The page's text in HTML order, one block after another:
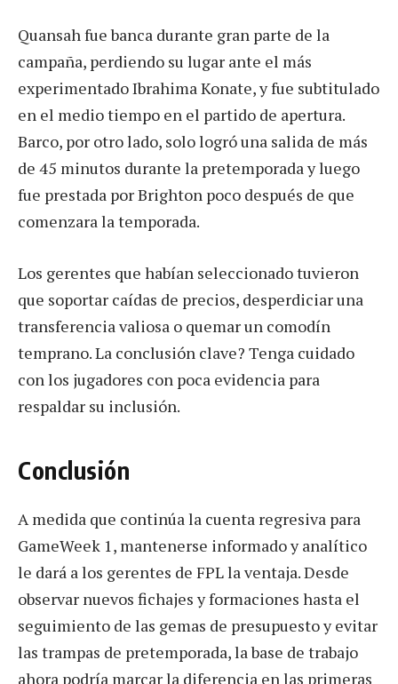
Quansah fue banca durante gran parte de la
campaña, perdiendo su lugar ante el más
experimentado Ibrahima Konate, y fue subtitulado
en el medio tiempo en el partido de apertura.
Barco, por otro lado, solo logró una salida de más
de 45 minutos durante la pretemporada y luego
fue prestada por Brighton poco después de que
comenzara la temporada.
Los gerentes que habían seleccionado tuvieron
que soportar caídas de precios, desperdiciar una
transferencia valiosa o quemar un comodín
temprano. La conclusión clave? Tenga cuidado
con los jugadores con poca evidencia para
respaldar su inclusión.
Conclusión
A medida que continúa la cuenta regresiva para
GameWeek 1, mantenerse informado y analítico
le dará a los gerentes de FPL la ventaja. Desde
observar nuevos fichajes y formaciones hasta el
seguimiento de las gemas de presupuesto y evitar
las trampas de pretemporada, la base de trabajo
ahora podría marcar la diferencia en las primeras